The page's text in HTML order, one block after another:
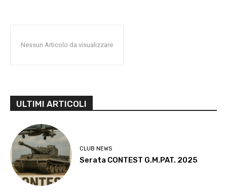
Nessun Articolo da visualizzare
ULTIMI ARTICOLI
CLUB NEWS
Serata CONTEST G.M.PAT. 2025